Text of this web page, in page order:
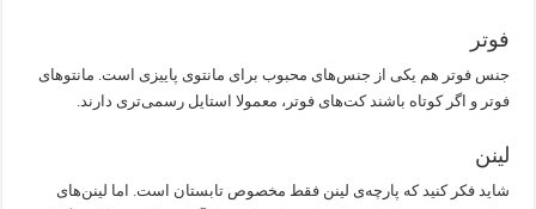
فوتر
جنس فوتر هم یکی از جنس‌های محبوب برای مانتوی پاییزی است. مانتوهای
فوتر و اگر کوتاه باشند کت‌های فوتر، معمولا استایل رسمی‌تری دارند.
لینن
شاید فکر کنید که پارچه‌ی لینن فقط مخصوص تابستان است. اما لینن‌های